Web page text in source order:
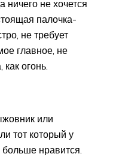
ничего не хочется
палочка-
не требует
главное, не
как огонь.
или
тот который у
больше нравится.